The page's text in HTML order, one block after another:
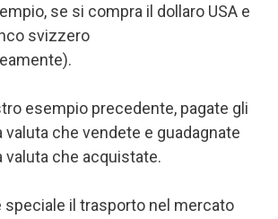
se si compra il dollaro USA e
svizzero
esempio precedente, pagate gli
che vendete e guadagnate
valuta che acquistate.
speciale il trasporto nel mercato